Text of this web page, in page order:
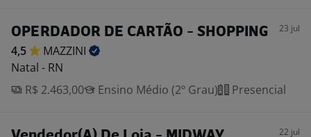
OPERDADOR DE CARTÃO - SHOPPING 23 jul
4,5
MAZZINI
Natal - RN
R$ 2.463,00
Ensino Médio (2º Grau) Presencial
22 jul